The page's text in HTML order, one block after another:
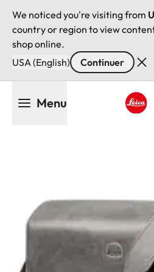
We noticed you're visiting from
country or region to view
shop online.
USA (English)
Continuer
Menu